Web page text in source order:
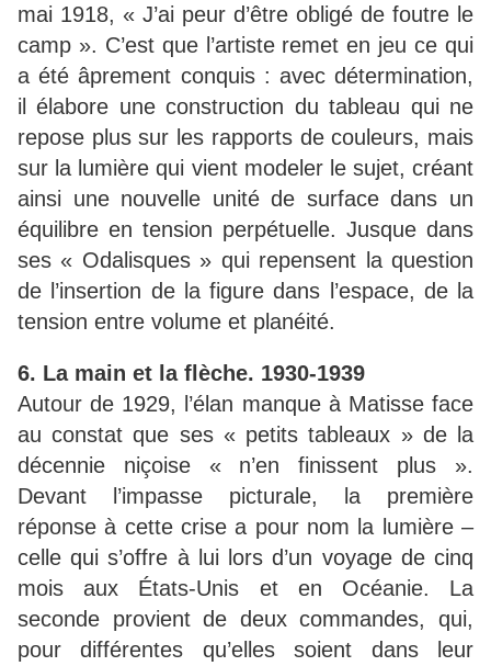
mai 1918, « J’ai peur d’être obligé de foutre le
camp ». C’est que l’artiste remet en jeu ce qui
a été âprement conquis : avec détermination,
il élabore une construction du tableau qui ne
repose plus sur les rapports de couleurs, mais
sur la lumière qui vient modeler le sujet, créant
ainsi une nouvelle unité de surface dans un
équilibre en tension perpétuelle. Jusque dans
ses « Odalisques » qui repensent la question
de l’insertion de la figure dans l’espace, de la
tension entre volume et planéité.
6. La main et la flèche. 1930-1939
Autour de 1929, l’élan manque à Matisse face
au constat que ses « petits tableaux » de la
décennie niçoise « n’en finissent plus ».
Devant l’impasse picturale, la première
réponse à cette crise a pour nom la lumière –
celle qui s’offre à lui lors d’un voyage de cinq
mois aux États-Unis et en Océanie. La
seconde provient de deux commandes, qui,
pour différentes qu’elles soient dans leur